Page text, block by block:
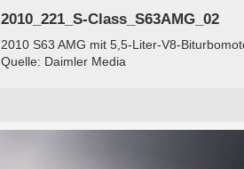
2010_221_S-Class_S63AMG_02
2010 S63 AMG mit 5,5-Liter-V8-
Quelle: Daimler Media